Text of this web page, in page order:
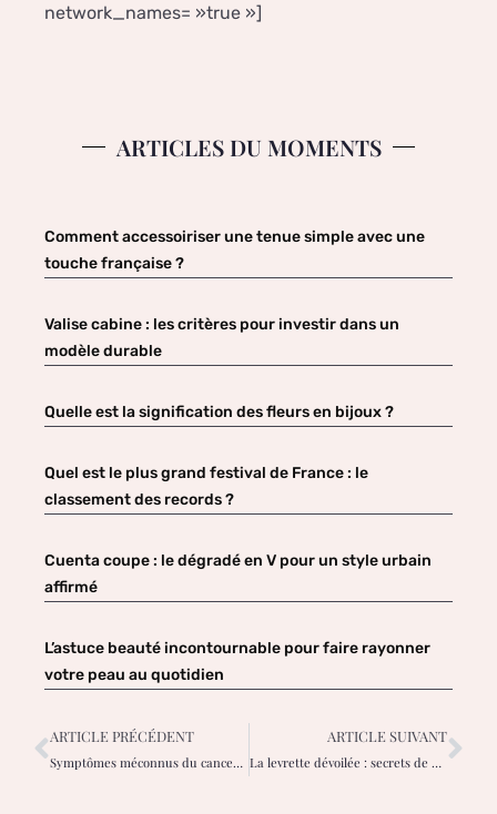
network_names= »true »]
ARTICLES DU MOMENTS
Comment accessoiriser une tenue simple avec une
touche française ?
Valise cabine : les critères pour investir dans un
modèle durable
Quelle est la signification des fleurs en bijoux ?
Quel est le plus grand festival de France : le
classement des records ?
Cuenta coupe : le dégradé en V pour un style urbain
affirmé
L’astuce beauté incontournable pour faire rayonner
votre peau au quotidien
ARTICLE PRÉCÉDENT
Symptômes méconnus du cancer du sein : des signaux d’alerte cruciaux
ARTICLE SUIVANT
La levrette dévoilée : secrets de passion pour elle et lui